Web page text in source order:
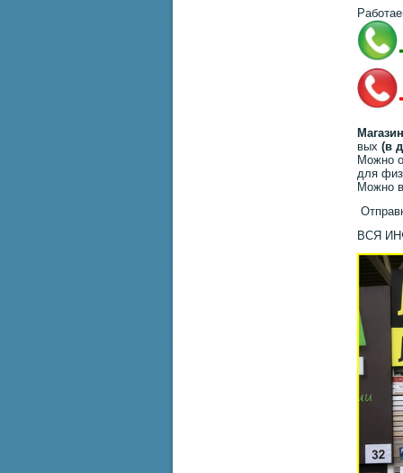
вых (в
Можно
для
Можно
ВСЯ